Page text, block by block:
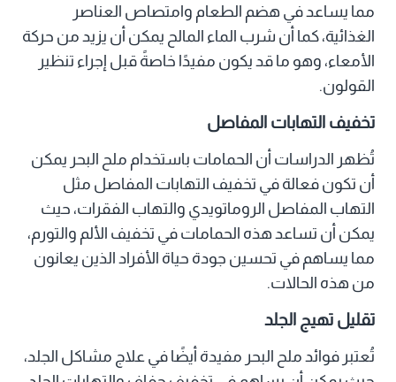
مما يساعد في هضم الطعام وامتصاص العناصر
الغذائية، كما أن شرب الماء المالح يمكن أن يزيد من حركة
الأمعاء، وهو ما قد يكون مفيدًا خاصةً قبل إجراء تنظير
القولون.
تخفيف التهابات المفاصل
تُظهر الدراسات أن الحمامات باستخدام ملح البحر يمكن
أن تكون فعالة في تخفيف التهابات المفاصل مثل
التهاب المفاصل الروماتويدي والتهاب الفقرات، حيث
يمكن أن تساعد هذه الحمامات في تخفيف الألم والتورم،
مما يساهم في تحسين جودة حياة الأفراد الذين يعانون
من هذه الحالات.
تقليل تهيج الجلد
تُعتبر فوائد ملح البحر مفيدة أيضًا في علاج مشاكل الجلد،